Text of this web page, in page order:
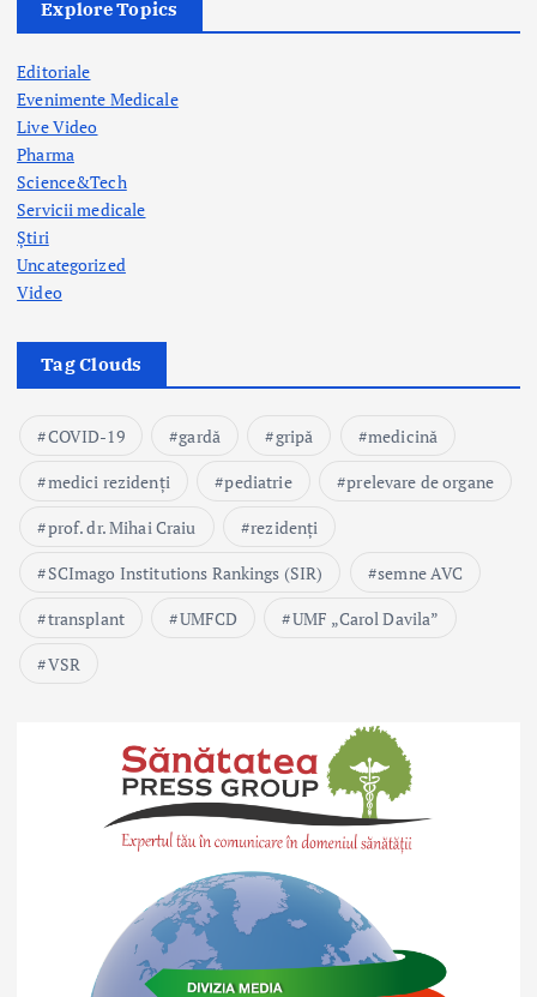
n
Explore Topics
Editoriale
Evenimente Medicale
Live Video
Pharma
Science&Tech
Servicii medicale
Știri
Uncategorized
Video
Tag Clouds
COVID-19 gardă gripă
medicină
medici rezidenți
pediatrie
prelevare de organe
prof. dr. Mihai Craiu
rezidenți
SCImago Institutions Rankings (SIR)
semne AVC
transplant
UMFCD
UMF „Carol Davila”
VSR